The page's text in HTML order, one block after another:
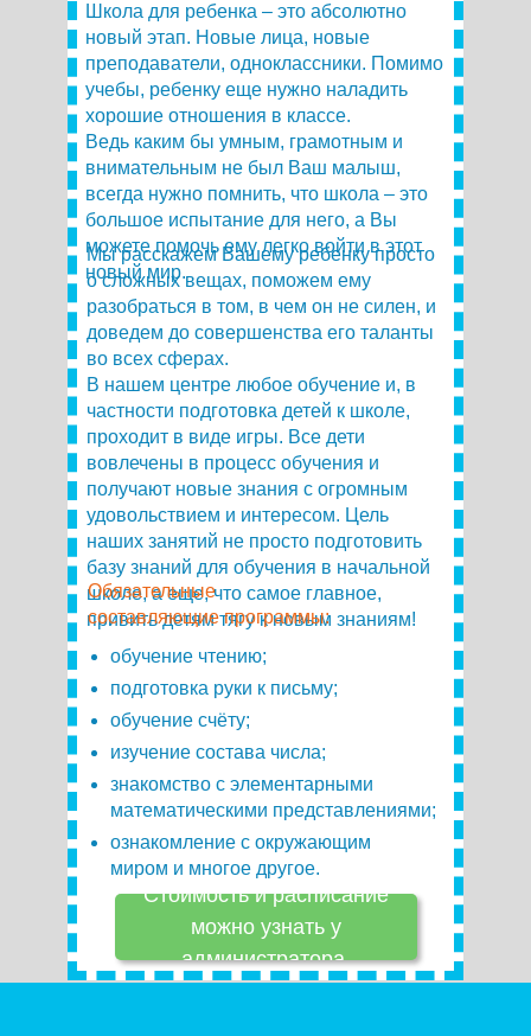
Школа для ребенка – это абсолютно
новый этап. Новые лица, новые
преподаватели, одноклассники. Помимо
учебы, ребенку еще нужно наладить
хорошие отношения в классе.
Ведь каким бы умным, грамотным и
внимательным не был Ваш малыш,
всегда нужно помнить, что школа – это
большое испытание для него, а Вы
можете помочь ему легко войти в этот
новый мир.
Мы расскажем Вашему ребенку просто
о сложных вещах, поможем ему
разобраться в том, в чем он не силен, и
доведем до совершенства его таланты
во всех сферах.
В нашем центре любое обучение и, в
частности подготовка детей к школе,
проходит в виде игры. Все дети
вовлечены в процесс обучения и
получают новые знания с огромным
удовольствием и интересом. Цель
наших занятий не просто подготовить
базу знаний для обучения в начальной
школе, а еще, что самое главное,
привить детям тягу к новым знаниям!
Стоимость и расписание
можно узнать у
администратора.
Обязательные
составляющие программы:
обучение чтению;
изучение состава числа;
знакомство с элементарными
математическими представлениями;
подготовка руки к письму;
ознакомление с окружающим
миром и многое другое.
обучение счёту;